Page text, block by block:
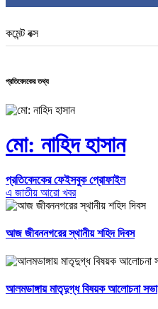
কমেন্ট বক্স
প্রতিবেদকের তথ্য
মো: নাহিদ হাসান
প্রতিবেদকের ফেইসবুক প্রোফাইল
এ জাতীয় আরো খবর
আজ জীবননগরের স্থানীয় শহিদ দিবস
আলমডাঙ্গায় মাতৃদুগ্ধ বিষয়ক আলোচনা সভা